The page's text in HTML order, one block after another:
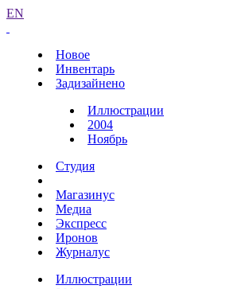
EN
Новое
Инвентарь
Задизайнено
Иллюстрации
2004
Ноябрь
Студия
Магазинус
Медиа
Экспресс
Иронов
Журналус
Иллюстрации